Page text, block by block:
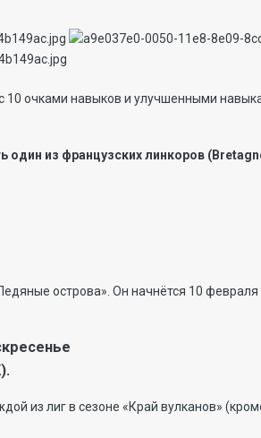
10 очками навыков и улучшенными
из французских линкоров
острова». Он начнётся 10 февраля
из лиг в сезоне «Край вулканов»